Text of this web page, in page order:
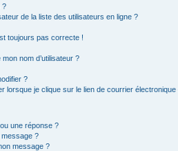
?
de la liste des utilisateurs en ligne ?
toujours pas correcte !
nom d’utilisateur ?
?
lorsque je clique sur le lien de courrier électronique
une réponse ?
message ?
message ?